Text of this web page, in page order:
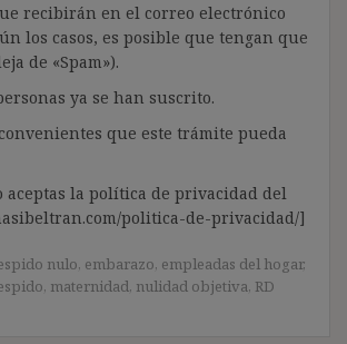
recibirán en el correo electrónico
los casos, es posible que tengan que
de «Spam»).
ya se han suscrito.
que este trámite pueda
aceptas la política de privacidad del
politica-de-privacidad/]
nulo, embarazo, empleadas del hogar,
, maternidad, nulidad objetiva, RD